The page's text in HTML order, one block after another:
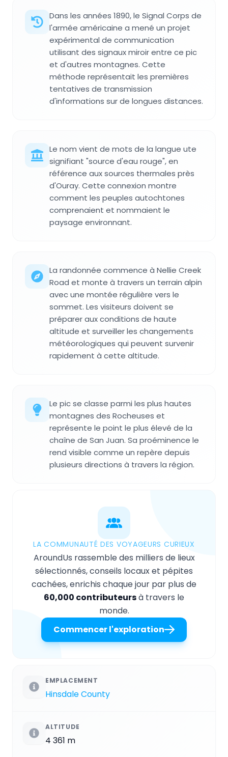
Dans les années 1890, le Signal Corps de
l'armée américaine a mené un projet
expérimental de communication
utilisant des signaux miroir entre ce pic
et d'autres montagnes. Cette
méthode représentait les premières
tentatives de transmission
d'informations sur de longues distances.
Le nom vient de mots de la langue ute
signifiant "source d'eau rouge", en
référence aux sources thermales près
d'Ouray. Cette connexion montre
comment les peuples autochtones
comprenaient et nommaient le
paysage environnant.
La randonnée commence à Nellie Creek
Road et monte à travers un terrain alpin
avec une montée régulière vers le
sommet. Les visiteurs doivent se
préparer aux conditions de haute
altitude et surveiller les changements
météorologiques qui peuvent survenir
rapidement à cette altitude.
Le pic se classe parmi les plus hautes
montagnes des Rocheuses et
représente le point le plus élevé de la
chaîne de San Juan. Sa proéminence le
rend visible comme un repère depuis
plusieurs directions à travers la région.
LA COMMUNAUTÉ DES VOYAGEURS CURIEUX
AroundUs rassemble des milliers de lieux
sélectionnés, conseils locaux et pépites
cachées, enrichis chaque jour par plus de
60,000 contributeursà travers le
monde.
Commencer l'exploration
EMPLACEMENT
Hinsdale County
ALTITUDE
4 361 m